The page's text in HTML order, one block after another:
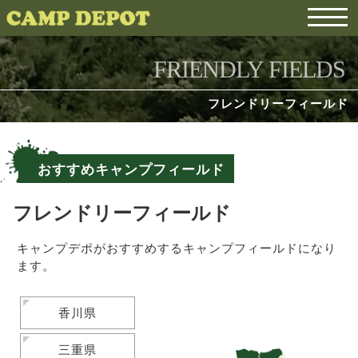
FRIENDLY FIELDS
フレンドリーフィールド
おすすめキャンプフィールド
フレンドリーフィールド
キャンプデポがおすすめするキャンプフィールドになり
ます。
香川県
三重県